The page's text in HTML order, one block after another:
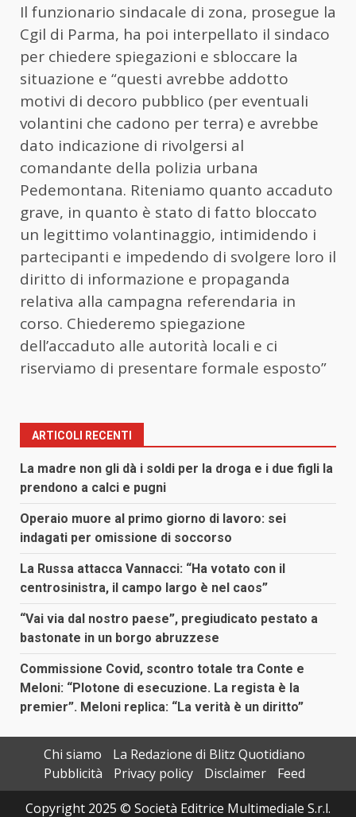
Il funzionario sindacale di zona, prosegue la
Cgil di Parma, ha poi interpellato il sindaco
per chiedere spiegazioni e sbloccare la
situazione e “questi avrebbe addotto
motivi di decoro pubblico (per eventuali
volantini che cadono per terra) e avrebbe
dato indicazione di rivolgersi al
comandante della polizia urbana
Pedemontana. Riteniamo quanto accaduto
grave, in quanto è stato di fatto bloccato
un legittimo volantinaggio, intimidendo i
partecipanti e impedendo di svolgere loro il
diritto di informazione e propaganda
relativa alla campagna referendaria in
corso. Chiederemo spiegazione
dell’accaduto alle autorità locali e ci
riserviamo di presentare formale esposto”
ARTICOLI RECENTI
La madre non gli dà i soldi per la droga e i due figli la
prendono a calci e pugni
Operaio muore al primo giorno di lavoro: sei
indagati per omissione di soccorso
La Russa attacca Vannacci: “Ha votato con il
centrosinistra, il campo largo è nel caos”
“Vai via dal nostro paese”, pregiudicato pestato a
bastonate in un borgo abruzzese
Commissione Covid, scontro totale tra Conte e
Meloni: “Plotone di esecuzione. La regista è la
premier”. Meloni replica: “La verità è un diritto”
Chi siamo
La Redazione di Blitz Quotidiano
Pubblicità
Privacy policy Disclaimer
Feed
Copyright 2025 © Società Editrice Multimediale S.r.l.